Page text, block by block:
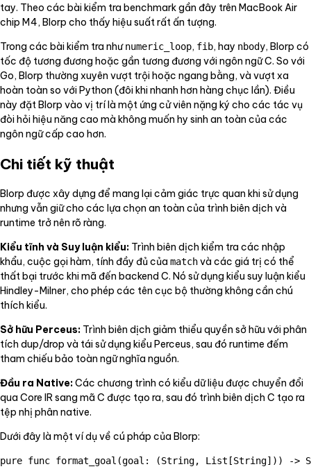
tay. Theo các bài kiểm tra benchmark gần đây trên MacBook Air
chip M4, Blorp cho thấy hiệu suất rất ấn tượng.
Trong các bài kiểm tra nhưnumeric_loop, fib, hay nbody, Blorp có
tốc độ tương đương hoặc gần tương đương với ngôn ngữ C. So với
Go, Blorp thường xuyên vượt trội hoặc ngang bằng, và vượt xa
hoàn toàn so với Python (đôi khi nhanh hơn hàng chục lần). Điều
này đặt Blorp vào vị trí là một ứng cử viên nặng ký cho các tác vụ
đòi hỏi hiệu năng cao mà không muốn hy sinh an toàn của các
ngôn ngữ cấp cao hơn.
Chi tiết kỹ thuật
Blorp được xây dựng để mang lại cảm giác trực quan khi sử dụng
nhưng vẫn giữ cho các lựa chọn an toàn của trình biên dịch và
runtime trở nên rõ ràng.
Kiểu tĩnh và Suy luận kiểu: Trình biên dịch kiểm tra các nhập
khẩu, cuộc gọi hàm, tính đầy đủ của matchvà các giá trị có thể
thất bại trước khi mã đến backend C. Nó sử dụng kiểu suy luận kiểu
Hindley-Milner, cho phép các tên cục bộ thường không cần chú
thích kiểu.
Sở hữu Perceus: Trình biên dịch giảm thiểu quyền sở hữu với phân
tích dup/drop và tái sử dụng kiểu Perceus, sau đó runtime đếm
tham chiếu bảo toàn ngữ nghĩa nguồn.
Đầu ra Native:Các chương trình có kiểu dữ liệu được chuyển đổi
qua Core IR sang mã C được tạo ra, sau đó trình biên dịch C tạo ra
tệp nhị phân native.
Dưới đây là một ví dụ về cú pháp của Blorp:
pure func format_goal(goal: (String, List[String])) ->